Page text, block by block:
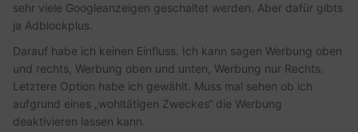
sehr viele Googleanzeigen geschaltet werden. Aber dafür gibts
ja Adblockplus.
Darauf habe ich keinen Einfluss. Ich kann sagen Werbung oben
und rechts, Werbung oben und unten, Werbung nur Rechts.
Letztere Option habe ich gewählt. Muss mal sehen ob ich
aufgrund eines „wohltätigen Zweckes“ die Werbung
deaktivieren lassen kann.